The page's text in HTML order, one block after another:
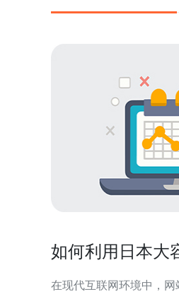
如何利用日本大
在现代互联网环境中，